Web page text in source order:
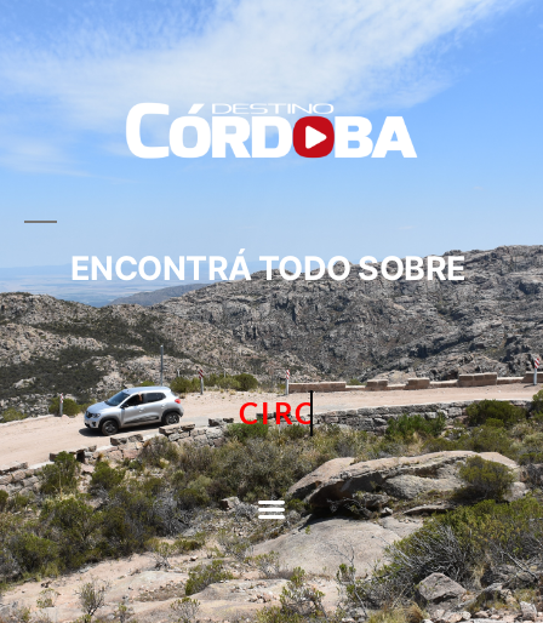
ENCONTRÁ TODO SOBRE
CIRCUITOS